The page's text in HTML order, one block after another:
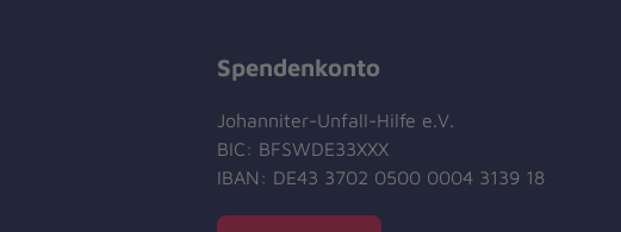
Spendenkonto
Johanniter-Unfall-Hilfe e.V.
BIC: BFSWDE33XXX
IBAN: DE43 3702 0500 0004 3139 18